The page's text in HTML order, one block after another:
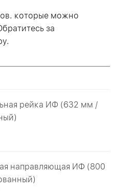
которые можно
за
рейка ИФ (632 мм /
направляющая ИФ (800